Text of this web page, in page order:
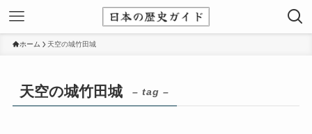
ホーム 天空の城竹田城
天空の城竹田城 – tag –